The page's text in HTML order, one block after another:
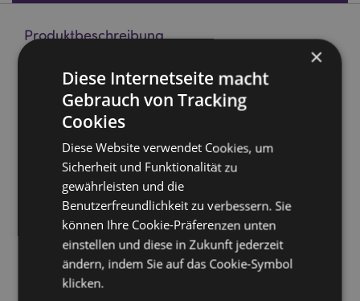
Produktbeschreibung
Gonk Wärmflasche mit Plüsch Hülle
Material:Polyester (Hülle) und natürliches Gummi
(Flasche)
Größe: 700ml
CE-Gekennzeichnet:Ja
Nicht geeignet für:0 - 3 Jahre
Produktinformation:Entspricht British Standard BS
1970:2012. Inklusive Sicherheits- und
Gebrauchsanweisung.
Geeignet für Bleichmittel:Nein
Geeignet für den Trockner:
×
Diese Internetseite macht
Gebrauch von Tracking
Cookies
Diese Website verwendet Cookies, um
Sicherheit und Funktionalität zu
gewährleisten und die
Benutzerfreundlichkeit zu verbessern. Sie
können Ihre Cookie-Präferenzen unten
einstellen und diese in Zukunft jederzeit
ändern, indem Sie auf das Cookie-Symbol
klicken.